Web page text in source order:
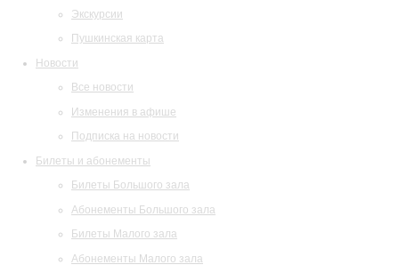
Экскурсии
Пушкинская карта
Новости
Все новости
Изменения в афише
Подписка на новости
Билеты и абонементы
Билеты Большого зала
Абонементы Большого зала
Билеты Малого зала
Абонементы Малого зала